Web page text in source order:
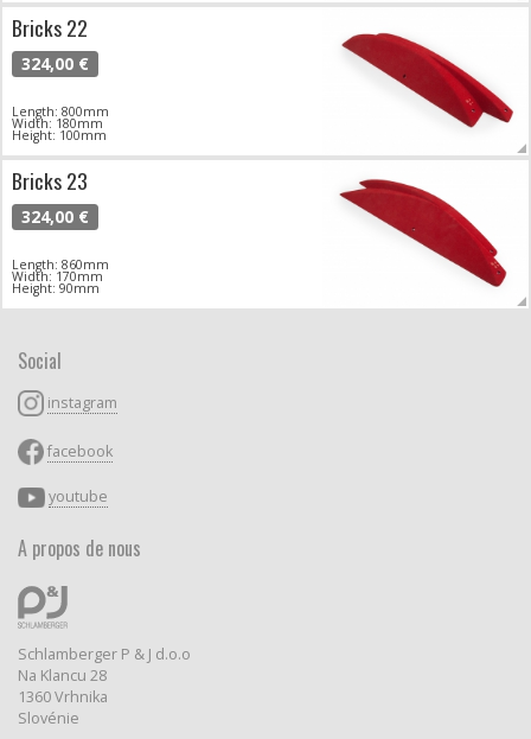
Bricks 22
324,00 €
Length: 800mm
Width: 180mm
Height: 100mm
Bricks 23
324,00 €
Length: 860mm
Width: 170mm
Height: 90mm
Social
instagram
facebook
youtube
A propos de nous
Schlamberger P & J d.o.o
Na Klancu 28
1360 Vrhnika
Slovénie